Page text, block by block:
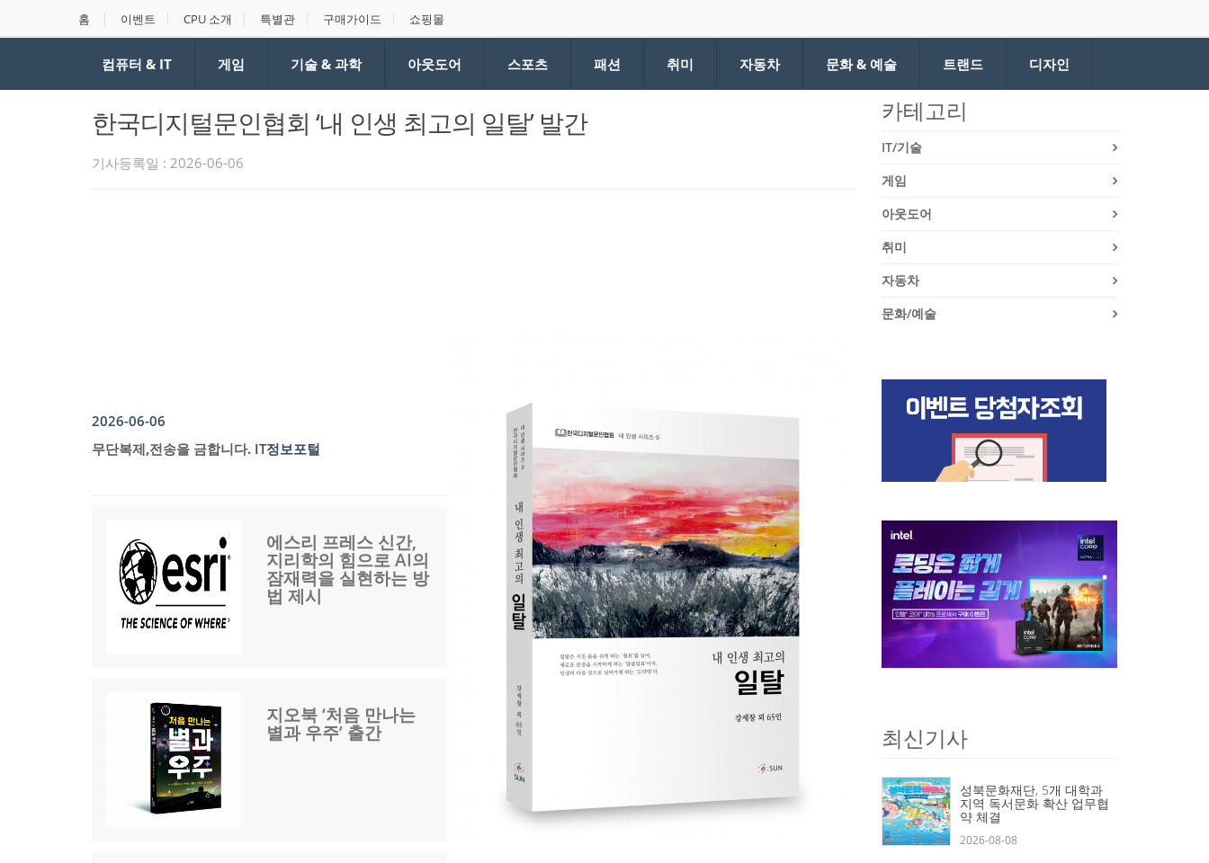
홈 이벤트 CPU 소개 특별관 구매가이드 쇼핑몰
컴퓨터 & IT 게임 기술 & 과학 아웃도어 스포츠 패션 취미 자동차 문화 & 예술 트랜드 디자인
한국디지털문인협회 ‘내 인생 최고의 일탈’ 발간
기사등록일 : 2026-06-06
2026-06-06
무단복제,전송을 금합니다. IT정보포털
에스리 프레스 신간,
지리학의 힘으로 AI의
잠재력을 실현하는 방
법 제시
지오북 ‘처음 만나는
별과 우주’ 출간
카테고리
IT/기술
게임
아웃도어
취미
자동차
문화/예술
최신기사
성북문화재단, 5개 대학과
지역 독서문화 확산 업무협
약 체결
2026-08-08